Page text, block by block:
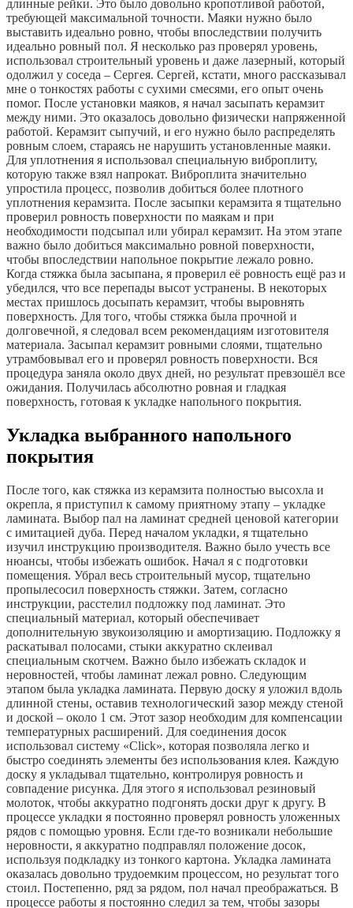
длинные рейки. Это было довольно кропотливой работой,
требующей максимальной точности. Маяки нужно было
выставить идеально ровно, чтобы впоследствии получить
идеально ровный пол. Я несколько раз проверял уровень,
использовал строительный уровень и даже лазерный, который
одолжил у соседа – Сергея. Сергей, кстати, много рассказывал
мне о тонкостях работы с сухими смесями, его опыт очень
помог. После установки маяков, я начал засыпать керамзит
между ними. Это оказалось довольно физически напряженной
работой. Керамзит сыпучий, и его нужно было распределять
ровным слоем, стараясь не нарушить установленные маяки.
Для уплотнения я использовал специальную виброплиту,
которую также взял напрокат. Виброплита значительно
упростила процесс, позволив добиться более плотного
уплотнения керамзита. После засыпки керамзита я тщательно
проверил ровность поверхности по маякам и при
необходимости подсыпал или убирал керамзит. На этом этапе
важно было добиться максимально ровной поверхности,
чтобы впоследствии напольное покрытие лежало ровно.
Когда стяжка была засыпана, я проверил её ровность ещё раз и
убедился, что все перепады высот устранены. В некоторых
местах пришлось досыпать керамзит, чтобы выровнять
поверхность. Для того, чтобы стяжка была прочной и
долговечной, я следовал всем рекомендациям изготовителя
материала. Засыпал керамзит ровными слоями, тщательно
утрамбовывал его и проверял ровность поверхности. Вся
процедура заняла около двух дней, но результат превзошёл все
ожидания. Получилась абсолютно ровная и гладкая
поверхность, готовая к укладке напольного покрытия.
Укладка выбранного напольного
покрытия
После того, как стяжка из керамзита полностью высохла и
окрепла, я приступил к самому приятному этапу – укладке
ламината. Выбор пал на ламинат средней ценовой категории
с имитацией дуба. Перед началом укладки, я тщательно
изучил инструкцию производителя. Важно было учесть все
нюансы, чтобы избежать ошибок. Начал я с подготовки
помещения. Убрал весь строительный мусор, тщательно
пропылесосил поверхность стяжки. Затем, согласно
инструкции, расстелил подложку под ламинат. Это
специальный материал, который обеспечивает
дополнительную звукоизоляцию и амортизацию. Подложку я
раскатывал полосами, стыки аккуратно склеивал
специальным скотчем. Важно было избежать складок и
неровностей, чтобы ламинат лежал ровно. Следующим
этапом была укладка ламината. Первую доску я уложил вдоль
длинной стены, оставив технологический зазор между стеной
и доской – около 1 см. Этот зазор необходим для компенсации
температурных расширений. Для соединения досок
использовал систему «Click», которая позволяла легко и
быстро соединять элементы без использования клея. Каждую
доску я укладывал тщательно, контролируя ровность и
совпадение рисунка. Для этого я использовал резиновый
молоток, чтобы аккуратно подгонять доски друг к другу. В
процессе укладки я постоянно проверял ровность уложенных
рядов с помощью уровня. Если где-то возникали небольшие
неровности, я аккуратно подправлял положение досок,
используя подкладку из тонкого картона. Укладка ламината
оказалась довольно трудоемким процессом, но результат того
стоил. Постепенно, ряд за рядом, пол начал преображаться. В
процессе работы я постоянно следил за тем, чтобы зазоры